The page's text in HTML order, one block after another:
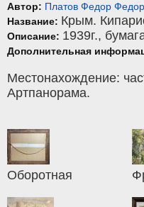
Автор: Платов Федор
Название: Крым.
Описание: 1939г.,
Дополнительная
Местонахождение:
Артпанорама.
Оборотная